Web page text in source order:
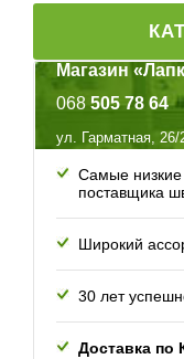
Магазин
068 505 78 64
ул. Гарматная, 26/
Самые
поставщика
Широкий
30 лет
Доставка по